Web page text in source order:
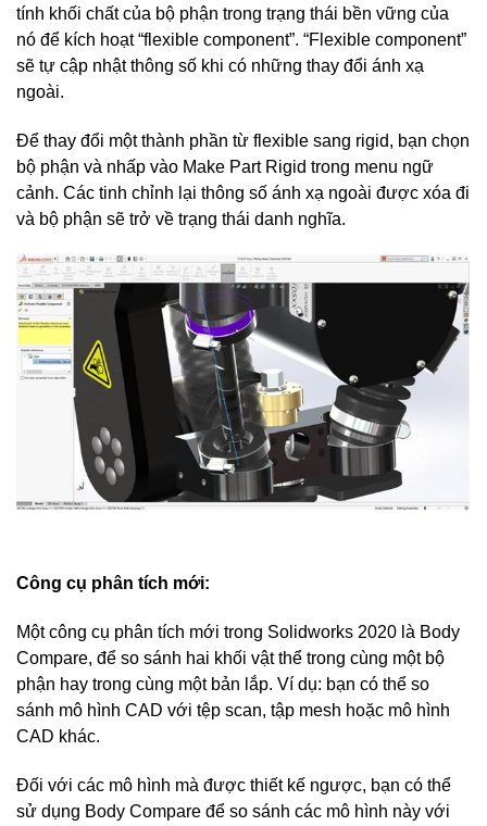
tính khối chất của bộ phận trong trạng thái bền vững của
nó để kích hoạt “flexible component”. “Flexible component”
sẽ tự cập nhật thông số khi có những thay đổi ánh xạ
ngoài.
Để thay đổi một thành phần từ flexible sang rigid, bạn chọn
bộ phận và nhấp vào Make Part Rigid trong menu ngữ
cảnh. Các tinh chỉnh lại thông số ánh xạ ngoài được xóa đi
và bộ phận sẽ trở về trạng thái danh nghĩa.
Công cụ phân tích mới:
Một công cụ phân tích mới trong Solidworks 2020 là Body
Compare, để so sánh hai khối vật thể trong cùng một bộ
phận hay trong cùng một bản lắp. Ví dụ: bạn có thể so
sánh mô hình CAD với tệp scan, tập mesh hoặc mô hình
CAD khác.
Đối với các mô hình mà được thiết kế ngược, bạn có thể
sử dụng Body Compare để so sánh các mô hình này với